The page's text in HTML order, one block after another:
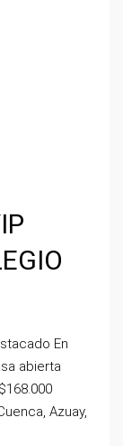
En
abierta
Azuay,